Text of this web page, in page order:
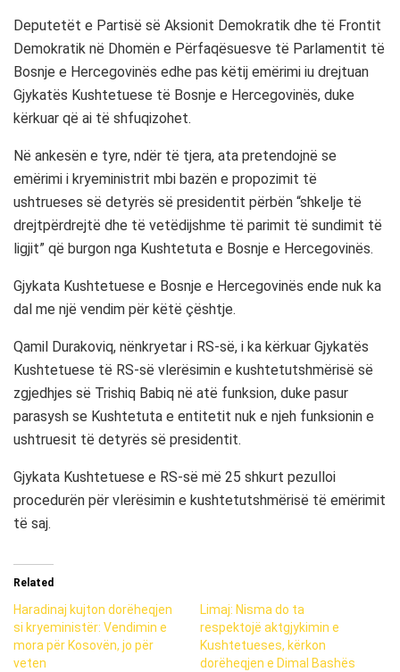
Deputetët e Partisë së Aksionit Demokratik dhe të Frontit
Demokratik në Dhomën e Përfaqësuesve të Parlamentit të
Bosnje e Hercegovinës edhe pas këtij emërimi iu drejtuan
Gjykatës Kushtetuese të Bosnje e Hercegovinës, duke
kërkuar që ai të shfuqizohet.
Në ankesën e tyre, ndër të tjera, ata pretendojnë se
emërimi i kryeministrit mbi bazën e propozimit të
ushtrueses së detyrës së presidentit përbën “shkelje të
drejtpërdrejtë dhe të vetëdijshme të parimit të sundimit të
ligjit” që burgon nga Kushtetuta e Bosnje e Hercegovinës.
Gjykata Kushtetuese e Bosnje e Hercegovinës ende nuk ka
dal me një vendim për këtë çështje.
Qamil Durakoviq, nënkryetar i RS-së, i ka kërkuar Gjykatës
Kushtetuese të RS-së vlerësimin e kushtetutshmërisë së
zgjedhjes së Trishiq Babiq në atë funksion, duke pasur
parasysh se Kushtetuta e entitetit nuk e njeh funksionin e
ushtruesit të detyrës së presidentit.
Gjykata Kushtetuese e RS-së më 25 shkurt pezulloi
procedurën për vlerësimin e kushtetutshmërisë të emërimit
të saj.
Related
Haradinaj kujton dorëheqjen
si kryeministër: Vendimin e
mora për Kosovën, jo për
veten
Limaj: Nisma do ta
respektojë aktgjykimin e
Kushtetueses, kërkon
dorëheqjen e Dimal Bashës